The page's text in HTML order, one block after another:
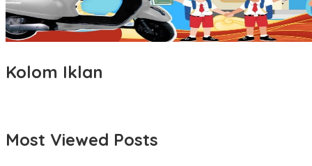
Kolom Iklan
Most Viewed Posts